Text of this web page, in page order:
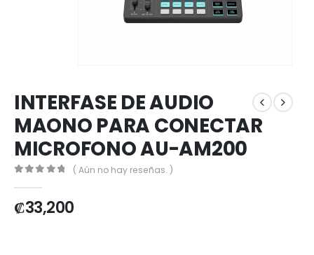
INTERFASE DE AUDIO
MAONO PARA CONECTAR
MICROFONO AU-AM200
( Aún no hay reseñas. )
₡33,200